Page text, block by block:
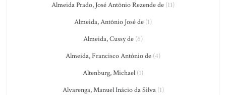
Almeida Prado, José Antônio Rezende de (11)
Almeida, Antônio José de (1)
Almeida, Cussy de (6)
Almeida, Francisco António de (4)
Altenburg, Michael (1)
Alvarenga, Manuel Inácio da Silva(1)